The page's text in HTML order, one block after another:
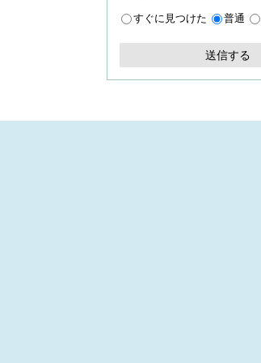
すぐに見つけた 普通